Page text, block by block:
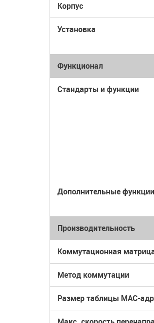
Корпус
Установка
Функционал
Стандарты и функции
Дополнительные функции
Производительность
Коммутационная
Метод коммутации
Размер таблицы MAC-